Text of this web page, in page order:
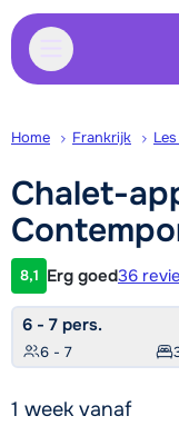
Home Frankrijk
Chalet-
8,1 Erg goed36
6 - 7 pers.
6 - 7
1 week vanaf